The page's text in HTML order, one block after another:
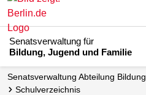
Senatsverwaltung für
Bildung, Jugend und Familie
Senats­verwaltung Abteilung Bildung
Schul­verzeichnis